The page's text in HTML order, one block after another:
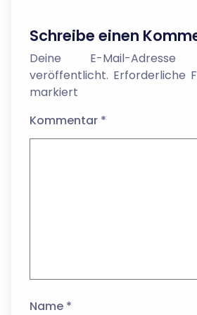
Schreibe einen
Deine E-Mail-
veröffentlicht. Erforderliche
markiert
Kommentar *
Name *